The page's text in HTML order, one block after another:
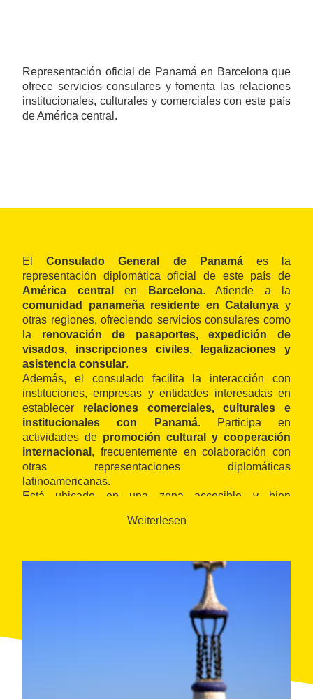
Representación oficial de Panamá en Barcelona que
ofrece servicios consulares y fomenta las relaciones
institucionales, culturales y comerciales con este país
de América central.
ElConsulado General de Panamáes la
representación diplomática oficial de este país de
América central
en Barcelona. Atiende a la
comunidad panameña residente en Catalunya y
otras regiones, ofreciendo servicios consulares como
la renovación de pasaportes, expedición de
visados, inscripciones civiles, legalizaciones y
asistencia consular.
Además, el consulado facilita la interacción con
instituciones, empresas y entidades interesadas en
establecer relaciones comerciales, culturales e
institucionales con Panamá. Participa en
actividades de promoción cultural y cooperación
internacional , frecuentemente en colaboración con
otras representaciones diplomáticas
latinoamericanas.
Está ubicado en una zona accesible y bien
cita previa. Puede vincularse con
Weiterlesen